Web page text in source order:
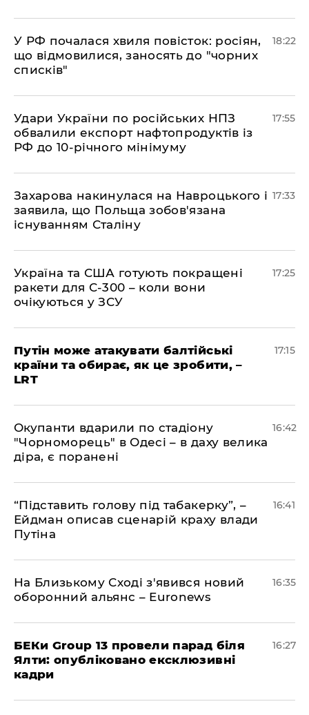
​У РФ почалася хвиля повісток: росіян,
що відмовилися, заносять до "чорних
списків"
18:22
​Удари України по російських НПЗ
обвалили експорт нафтопродуктів із
РФ до 10-річного мінімуму
17:55
​Захарова накинулася на Навроцького і
заявила, що Польща зобов'язана
існуванням Сталіну
17:33
​Україна та США готують покращені
ракети для С-300 – коли вони
очікуються у ЗСУ
17:25
​Путін може атакувати балтійські
країни та обирає, як це зробити, –
LRT
17:15
​Окупанти вдарили по стадіону
"Чорноморець" в Одесі – в даху велика
діра, є поранені
16:42
​“Підставить голову під табакерку”, –
Ейдман описав сценарій краху влади
Путіна
16:41
На Близькому Сході з'явився новий
оборонний альянс – Euronews
16:35
БЕКи Group 13 провели парад біля
Ялти: опубліковано ексклюзивні
кадри
16:27